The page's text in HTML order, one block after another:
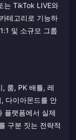
는 TikTok LIVE와
테고리로 기능하
및 소규모 그룹
룸, PK 배틀, 레
다이아몬드를 안
플랫폼에서 실제
구분 짓는 전략적